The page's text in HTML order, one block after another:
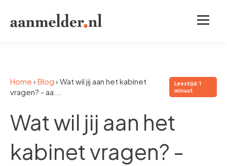
Home › Blog › Wat wil jij aan het kabinet
vragen? - aa...
Leestijd: 1
minuut
Wat wil jij aan het
kabinet vragen? -